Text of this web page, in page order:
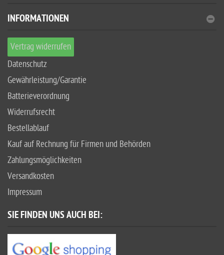
INFORMATIONEN
Vertrag widerrufen
Datenschutz
Gewährleistung/Garantie
Batterieverordnung
Widerrufsrecht
Bestellablauf
Kauf auf Rechnung für Firmen und Behörden
Zahlungsmöglichkeiten
Versandkosten
Impressum
SIE FINDEN UNS AUCH BEI: